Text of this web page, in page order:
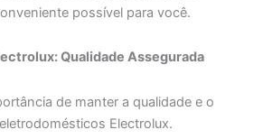
possível para você.
Qualidade Assegurada
de manter a qualidade e o
Electrolux.